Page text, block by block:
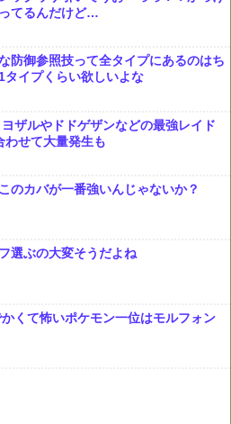
てるんだけど…
防御参照技って全タイプにあるのはち
タイプくらい欲しいよな
ヨザルやドドゲザンなどの最強レイド
わせて大量発生も
のカバが一番強いんじゃないか？
選ぶの大変そうだよね
くて怖いポケモン一位はモルフォン